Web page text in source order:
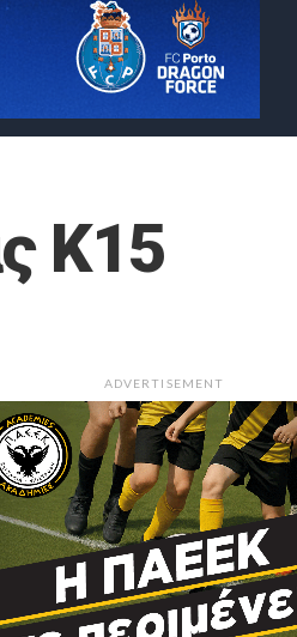
Κ15
ADVERTISEMENT